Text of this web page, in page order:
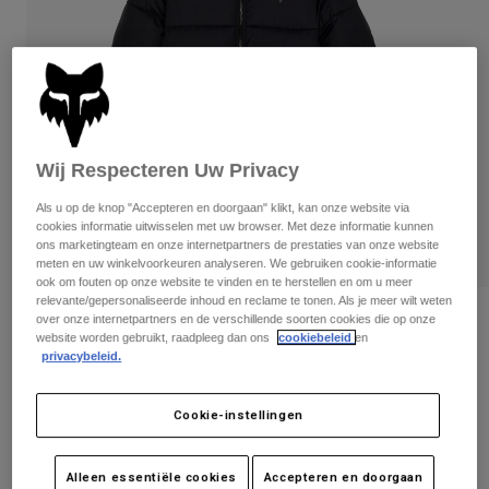
Broeken
Korte broeken
Handschoenen
Beschermingen
Brillen
Sokken
Onderdelen
Broeken
Handschoenen
Protections
Brillen
Sokken
Tassen & Accessoires
Spare parts
Overhemden
Alles bekijken
Women
T-Shirts & Tops
Hoodies en truien
Jassen
Leggings & Broeken
Shirts
Youth
Beschermers
Socks
Alles bekijken
Moto
Helmen
Shirts
Pants
Boots
Beschermers
Jack Ridgeway Hi-Loft
Artikelnummer
Price reduced from
€ 175,49
Wij Respecteren Uw Privacy
Als u op de knop "Accepteren en doorgaan" klikt, kan onze website via
cookies informatie uitwisselen met uw browser. Met deze informatie kunnen
ons marketingteam en onze internetpartners de prestaties van onze website
meten en uw winkelvoorkeuren analyseren. We gebruiken cookie-informatie
ook om fouten op onze website te vinden en te herstellen en om u meer
relevante/gepersonaliseerde inhoud en reclame te tonen. Als je meer wilt weten
over onze internetpartners en de verschillende soorten cookies die op onze
website worden gebruikt, raadpleeg dan ons
cookiebeleid en
privacybeleid.
Cookie-instellingen
Alleen essentiële cookies Accepteren en doorgaan